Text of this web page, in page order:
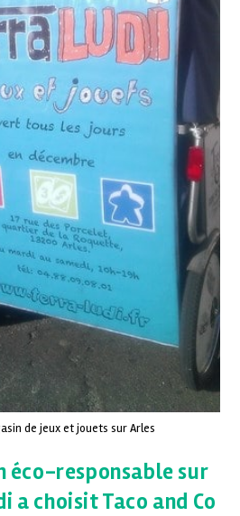
de jeux et jouets sur Arles
éco-responsable sur
a choisit Taco and Co